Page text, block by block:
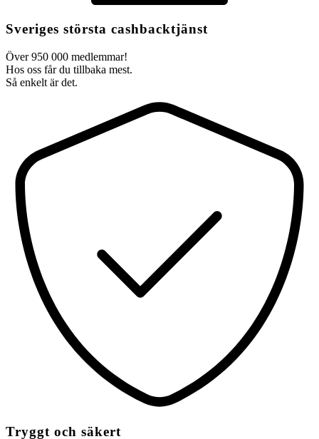
Sveriges största cashbacktjänst
Över 950 000 medlemmar!
Hos oss får du tillbaka mest.
Så enkelt är det.
Tryggt och säkert